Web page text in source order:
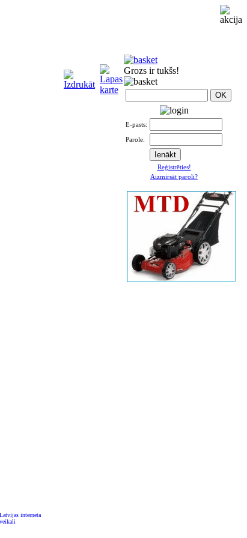
Grozs ir tukšs!
E-pasts:
Parole:
Reģistrēties!
Aizmirsāt paroli?